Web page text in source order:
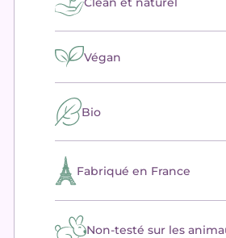
Végan
Bio
Fabriqué en France
Non-testé sur les